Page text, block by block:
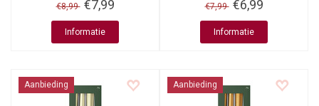
€8,99 €7,99
Informatie
€7,99 €6,99
Informatie
Aanbieding Aanbieding